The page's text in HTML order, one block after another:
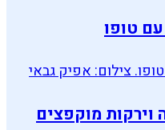
טופו
וירקות מוקפצים